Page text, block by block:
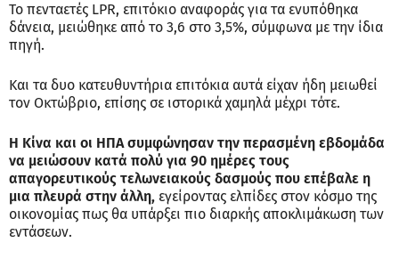
Το πενταετές LPR, επιτόκιο αναφοράς για τα ενυπόθηκα
δάνεια, μειώθηκε από το 3,6 στο 3,5%, σύμφωνα με την ίδια
πηγή.
Και τα δυο κατευθυντήρια επιτόκια αυτά είχαν ήδη μειωθεί
τον Οκτώβριο, επίσης σε ιστορικά χαμηλά μέχρι τότε.
Η Κίνα και οι ΗΠΑ συμφώνησαν την περασμένη εβδομάδα
να μειώσουν κατά πολύ για 90 ημέρες τους
απαγορευτικούς τελωνειακούς δασμούς που επέβαλε η
μια πλευρά στην άλλη, εγείροντας ελπίδες στον κόσμο της
οικονομίας πως θα υπάρξει πιο διαρκής αποκλιμάκωση των
εντάσεων.